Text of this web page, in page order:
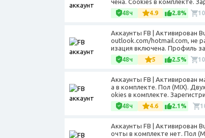
48ч 4.9 2.8%
Аккаунты FB | Активирован
outlook.com/hotmail.com, не
изация включена. Профиль
48ч 5 2.5%
Аккаунты FB | Активирован
а в комплекте. Пол (MIX).
okies в комплекте.
48ч 4.6 2.1%
Аккаунты FB | Активирован
очты в комплекте нет. Пол